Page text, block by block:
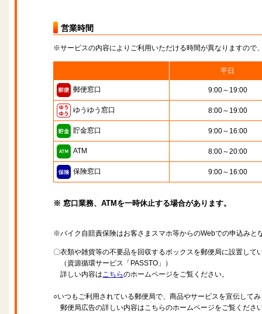
営業時間
※サービスの内容によりご利用いただける時間が異なりますので
平日
郵便窓口 9:00～19:00
ゆうゆう窓口 8:00～19:00
貯金窓口 9:00～16:00
ATM 8:00～20:00
保険窓口 9:00～16:00
※ 窓口業務、ATMを一時休止する場合があります。
※バイク自賠責保険はお客さまスマホ等からのWebでの申込みと
〇衣類や雑貨等の不要品を回収するボックスを郵便局に設置して
（資源循環サービス「PASSTO」）
詳しい内容はこちらのホームページをご覧ください。
○いつもご利用されている郵便局で、商品やサービスを宣伝して
郵便局広告の詳しい内容はこちらのホームページをご覧くださ